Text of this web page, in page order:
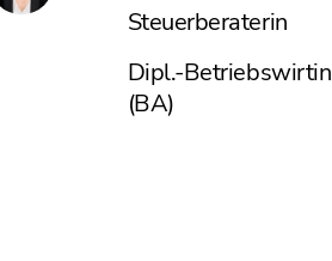
Steuerberaterin
Dipl.-Betriebswirtin
(BA)